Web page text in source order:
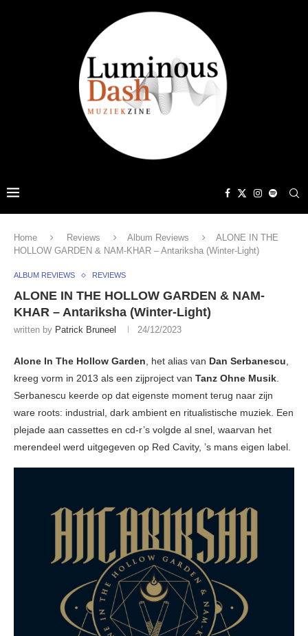
Home Reviews Album Reviews
ALONE IN THE
HOLLOW GARDEN & NAM-KHAR – Antariksha (Winter-Light)
ALBUM REVIEWS REVIEWS
ALONE IN THE HOLLOW GARDEN & NAM-
KHAR – Antariksha (Winter-Light)
written by Patrick Bruneel 24/12/2023
Alone In The Hollow Garden, het alias van Dan Serbanescu,
kreeg vorm in 2013 als een zijproject van Tanz Ohne Musik.
Serbanescu keerde op dat eigenste moment terug naar zijn
ware roots: industrial, dark ambient en ritualistische muziek. Een
plejade aan cassettes en cd-r’s volgde al snel, waarvan het
merendeel werd uitgegeven op Red Cavity, ’s mans eigen label.